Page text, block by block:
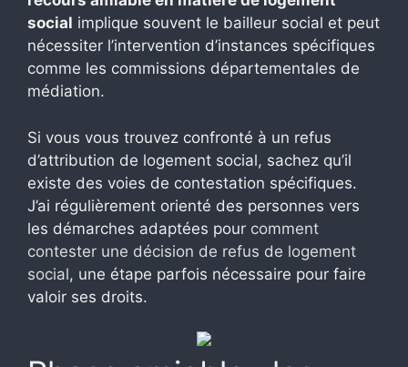
social implique souvent le bailleur social et peut
nécessiter l’intervention d’instances spécifiques
comme les commissions départementales de
médiation.
Si vous vous trouvez confronté à un refus
d’attribution de logement social, sachez qu’il
existe des voies de contestation spécifiques.
J’ai régulièrement orienté des personnes vers
les démarches adaptées pour comment
contester une décision de refus de logement
social, une étape parfois nécessaire pour faire
valoir ses droits.